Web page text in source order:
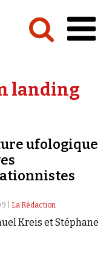
:
landing
ufologique
| La Rédaction
Kreis et Stéphane